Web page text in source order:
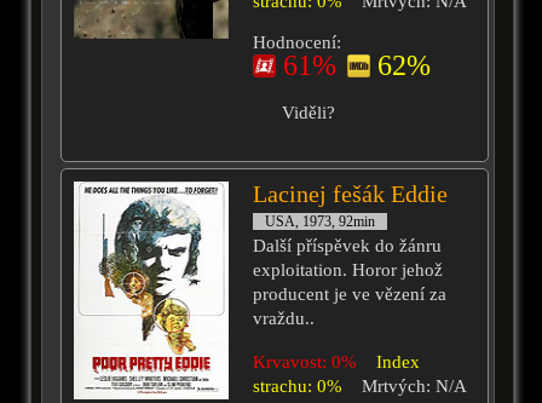
Hodnocení:
61% 62%
Viděli?
Lacinej fešák Eddie
USA, 1973, 92min
Další příspěvek do žánru
exploitation. Horor jehož
producent je ve vězení za
vraždu..
Krvavost: 0%
Index
strachu: 0%
Mrtvých: N/A